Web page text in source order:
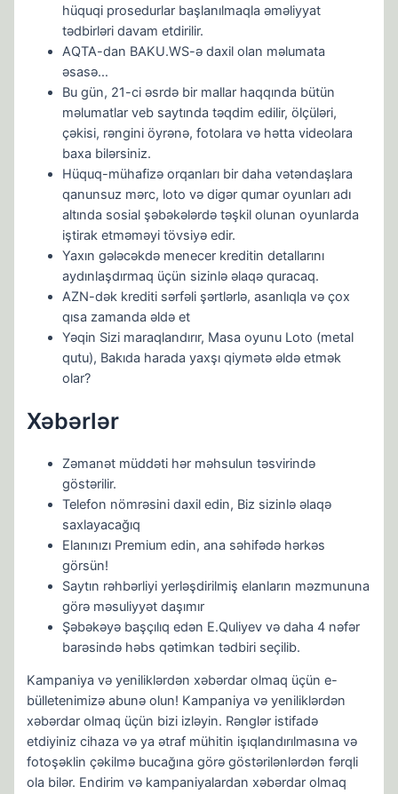
hüquqi prosedurlar başlanılmaqla əməliyyat
tədbirləri davam etdirilir.
AQTA-dan BAKU.WS-ə daxil olan məlumata
əsasə…
Bu gün, 21-ci əsrdə bir mallar haqqında bütün
məlumatlar veb saytında təqdim edilir, ölçüləri,
çəkisi, rəngini öyrənə, fotolara və hətta videolara
baxa bilərsiniz.
Hüquq-mühafizə orqanları bir daha vətəndaşlara
qanunsuz mərc, loto və digər qumar oyunları adı
altında sosial şəbəkələrdə təşkil olunan oyunlarda
iştirak etməməyi tövsiyə edir.
Yaxın gələcəkdə menecer kreditin detallarını
aydınlaşdırmaq üçün sizinlə əlaqə quracaq.
AZN-dək krediti sərfəli şərtlərlə, asanlıqla və çox
qısa zamanda əldə et
Yəqin Sizi maraqlandırır, Masa oyunu Loto (metal
qutu), Bakıda harada yaxşı qiymətə əldə etmək
olar?
Xəbərlər
Zəmanət müddəti hər məhsulun təsvirində
göstərilir.
Telefon nömrəsini daxil edin, Biz sizinlə əlaqə
saxlayacağıq
Elanınızı Premium edin, ana səhifədə hərkəs
görsün!
Saytın rəhbərliyi yerləşdirilmiş elanların məzmununa
görə məsuliyyət daşımır
Şəbəkəyə başçılıq edən E.Quliyev və daha 4 nəfər
barəsində həbs qətimkan tədbiri seçilib.
Kampaniya və yeniliklərdən xəbərdar olmaq üçün e-
bülletenimizə abunə olun! Kampaniya və yeniliklərdən
xəbərdar olmaq üçün bizi izləyin. Rənglər istifadə
etdiyiniz cihaza və ya ətraf mühitin işıqlandırılmasına və
fotoşəklin çəkilmə bucağına görə göstərilənlərdən fərqli
ola bilər. Endirim və kampaniyalardan xəbərdar olmaq